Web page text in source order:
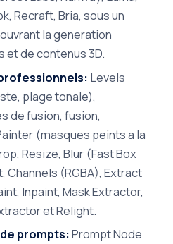
Recraft, Bria, sous un
la generation
et de contenus 3D.
Levels
plage tonale),
de fusion, fusion,
(masques peints a la
Resize, Blur (Fast Box
Channels (RGBA), Extract
Inpaint, Mask Extractor,
et Relight.
prompts:Prompt Node